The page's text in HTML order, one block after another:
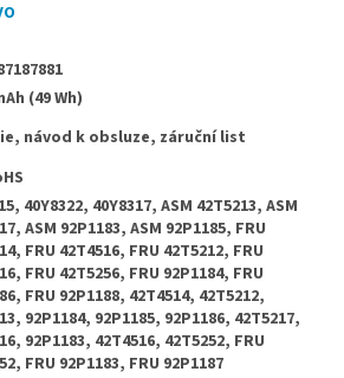
(49 Wh)
návod k obsluze, záruční list
40Y8322, 40Y8317, ASM 42T5213, ASM
ASM 92P1183, ASM 92P1185, FRU
FRU 42T4516, FRU 42T5212, FRU
FRU 42T5256, FRU 92P1184, FRU
FRU 92P1188, 42T4514, 42T5212,
92P1184, 92P1185, 92P1186, 42T5217,
92P1183, 42T4516, 42T5252, FRU
FRU 92P1183, FRU 92P1187